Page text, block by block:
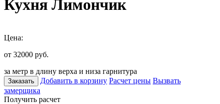
Кухня Лимончик
Цена:
от 32000 руб.
за метр в длину верха и низа гарнитура
Заказать Добавить в корзину Расчет цены Вызвать
замерщика
Получить расчет